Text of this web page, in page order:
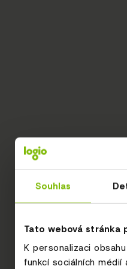
Souhlas
Tato webová stránka
K personalizaci
funkcí sociálních médií